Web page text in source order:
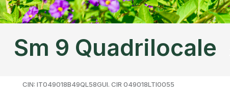
Sm 9 Quadrilocale
CIN: IT049018B49QL58GUI. CIR 049018LTI0055